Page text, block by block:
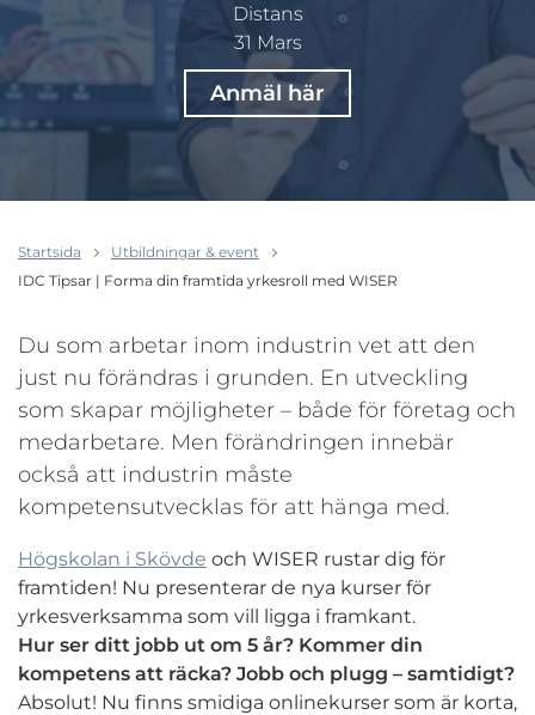
Distans
31 Mars
Anmäl här
Startsida
Utbildningar & event
IDC Tipsar | Forma din framtida yrkesroll med WISER
Du som arbetar inom industrin vet att den
just nu förändras i grunden. En utveckling
som skapar möjligheter – både för företag och
medarbetare. Men förändringen innebär
också att industrin måste
kompetensutvecklas för att hänga med.
Högskolan i Skövde och WISER rustar dig för
framtiden! Nu presenterar de nya kurser för
yrkesverksamma som vill ligga i framkant.
Hur ser ditt jobb ut om 5 år? Kommer din
kompetens att räcka? Jobb och plugg – samtidigt?
Absolut! Nu finns smidiga onlinekurser som är korta,